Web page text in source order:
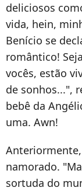
deliciosos
vida, hein,
Benício se
romântico!
vocês, estão
de sonhos...",
bebê da
uma. Awn!
namorado.
sortuda do